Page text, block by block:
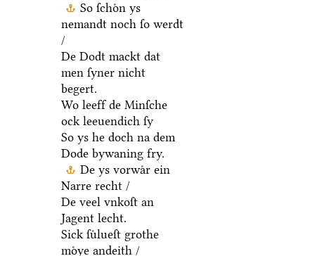
So ſchoͤn ys
nemandt noch ſo werdt
/
De Dodt mackt dat
men ſyner nicht
begert.
Wo leeff de Minſche
ock leeuendich ſy
So ys he doch na dem
Dode bywaning fry.
De ys vorwaͤr ein
Narre recht /
De veel vnkoſt an
Jagent lecht.
Sick ſuͤlueſt grothe
moͤye andeith /